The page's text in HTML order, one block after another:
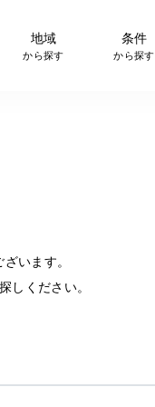
地域
から探す
条件
から探す
います。
しください。